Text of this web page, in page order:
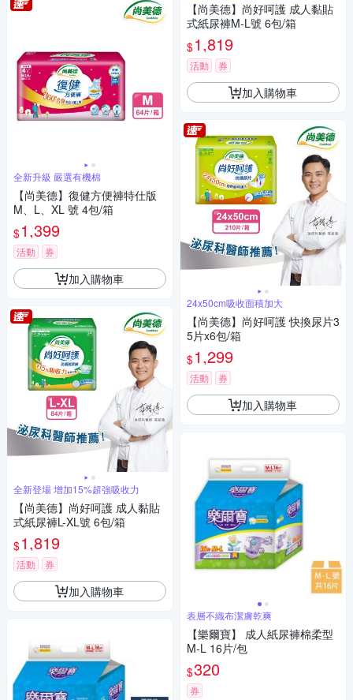
全新升級 嚴選有機棉
【尚美德】復健方便褲特仕版
M、L、XL 號 4包/箱
$1,399
活動 券
加入購物車
全新登場 增加15%超強吸收力
【尚美德】尚好呵護 成人黏貼
式紙尿褲L-XL號 6包/箱
$1,819
活動 券
加入購物車
【尚美德】尚好呵護 成人黏貼
式紙尿褲M-L號 6包/箱
$1,819
活動 券
加入購物車
24x50cm吸收面積加大
【尚美德】尚好呵護 快換尿片3
5片x6包/箱
$1,299
活動 券
加入購物車
表層不織布潔膚乾爽
【樂爾寶】 成人紙尿褲棉柔型
M-L 16片/包
$320
券